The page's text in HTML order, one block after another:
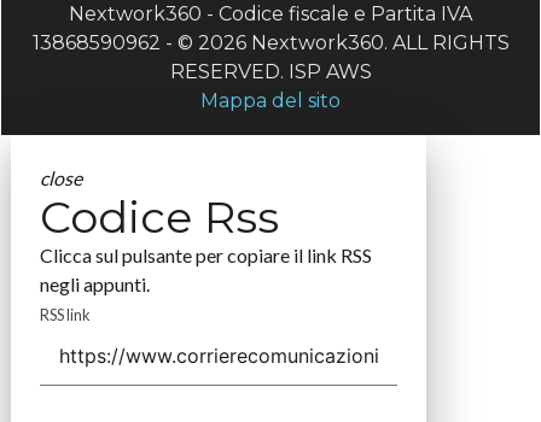
Nextwork360 - Codice fiscale e Partita IVA
13868590962 - © 2026 Nextwork360. ALL RIGHTS
RESERVED. ISP AWS
Mappa del sito
close
Codice Rss
Clicca sul pulsante per copiare il link RSS
negli appunti.
RSS link